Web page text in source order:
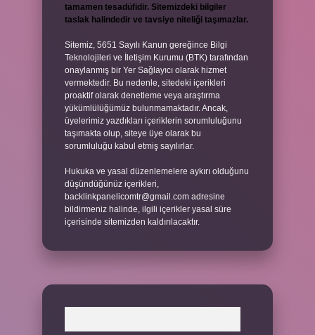
tamamen tesadüfidir. Sitemizdeki bilgiler
taslak halindedir ve tavsiye niteliği taşımazlar.
Sitemiz, 5651 Sayılı Kanun gereğince Bilgi
Teknolojileri ve İletişim Kurumu (BTK) tarafından
onaylanmış bir Yer Sağlayıcı olarak hizmet
vermektedir. Bu nedenle, sitedeki içerikleri
proaktif olarak denetleme veya araştırma
yükümlülüğümüz bulunmamaktadır. Ancak,
üyelerimiz yazdıkları içeriklerin sorumluluğunu
taşımakta olup, siteye üye olarak bu
sorumluluğu kabul etmiş sayılırlar.
Hukuka ve yasal düzenlemelere aykırı olduğunu
düşündüğünüz içerikleri,
backlinkpanelicomtr@gmail.com adresine
bildirmeniz halinde, ilgili içerikler yasal süre
içerisinde sitemizden kaldırılacaktır.